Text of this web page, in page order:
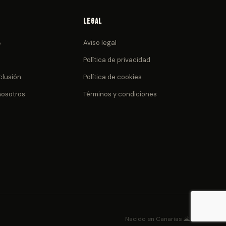
Legal
Aviso legal
Política de privacidad
Política de cookies
Términos y condiciones
Nacido en Canarias 🌋